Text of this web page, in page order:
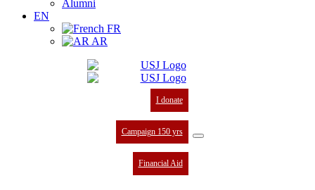
Alumni
EN
FR
AR
I donate
Campaign 150 yrs
Financial Aid